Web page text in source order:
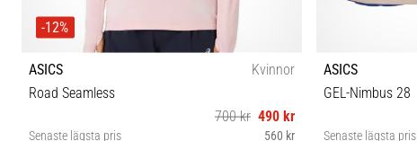
-12%
ASICS
Kvinnor
Road Seamless
700 kr 490 kr
Senaste lägsta pris 560 kr
ASICS
GEL-Nimbus 28
Senaste lägsta pris